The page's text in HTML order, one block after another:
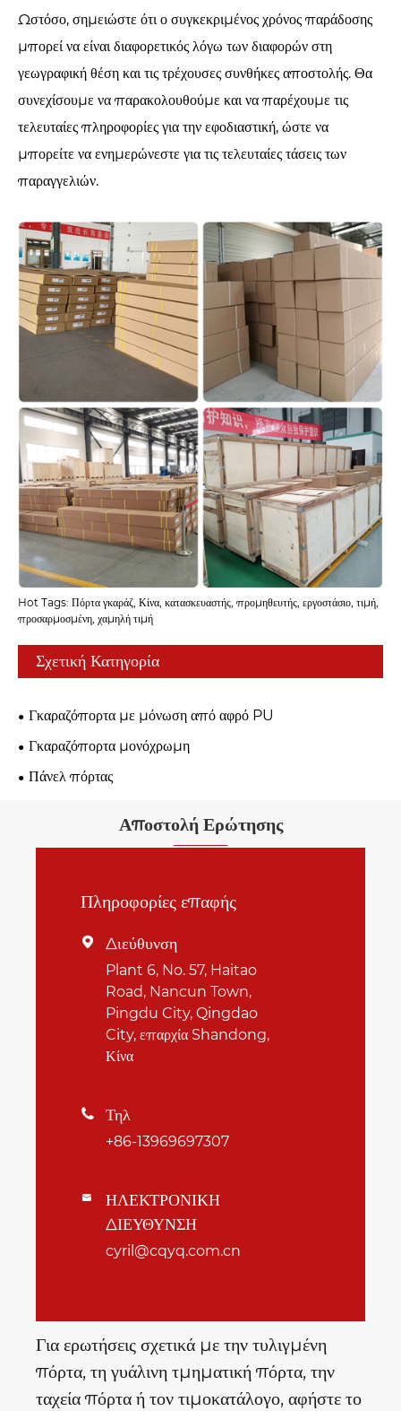
Ωστόσο, σημειώστε ότι ο συγκεκριμένος χρόνος παράδοσης
μπορεί να είναι διαφορετικός λόγω των διαφορών στη
γεωγραφική θέση και τις τρέχουσες συνθήκες αποστολής. Θα
συνεχίσουμε να παρακολουθούμε και να παρέχουμε τις
τελευταίες πληροφορίες για την εφοδιαστική, ώστε να
μπορείτε να ενημερώνεστε για τις τελευταίες τάσεις των
παραγγελιών.
Hot Tags: Πόρτα γκαράζ, Κίνα, κατασκευαστής, προμηθευτής, εργοστάσιο, τιμή,
προσαρμοσμένη, χαμηλή τιμή
Σχετική Κατηγορία
Γκαραζόπορτα με μόνωση από αφρό PU
Γκαραζόπορτα μονόχρωμη
Πάνελ πόρτας
Αποστολή Ερώτησης
Πληροφορίες επαφής
 Διεύθυνση
Plant 6, No. 57, Haitao
Road, Nancun Town,
Pingdu City, Qingdao
City, επαρχία Shandong,
Κίνα
 Τηλ
+86-13969697307

ΗΛΕΚΤΡΟΝΙΚΗ
ΔΙΕΥΘΥΝΣΗ
cyril@cqyq.com.cn
Για ερωτήσεις σχετικά με την τυλιγμένη
πόρτα, τη γυάλινη τμηματική πόρτα, την
ταχεία πόρτα ή τον τιμοκατάλογο, αφήστε το